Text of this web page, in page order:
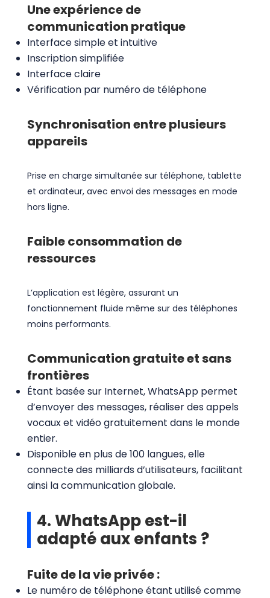
Une expérience de
communication pratique
Interface simple et intuitive
Inscription simplifiée
Interface claire
Vérification par numéro de téléphone
Synchronisation entre plusieurs
appareils
Prise en charge simultanée sur téléphone, tablette
et ordinateur, avec envoi des messages en mode
hors ligne.
Faible consommation de
ressources
L’application est légère, assurant un
fonctionnement fluide même sur des téléphones
moins performants.
Communication gratuite et sans
frontières
Étant basée sur Internet, WhatsApp permet
d’envoyer des messages, réaliser des appels
vocaux et vidéo gratuitement dans le monde
entier.
Disponible en plus de 100 langues, elle
connecte des milliards d’utilisateurs, facilitant
ainsi la communication globale.
4. WhatsApp est-il
adapté aux enfants ?
Fuite de la vie privée :
Le numéro de téléphone étant utilisé comme